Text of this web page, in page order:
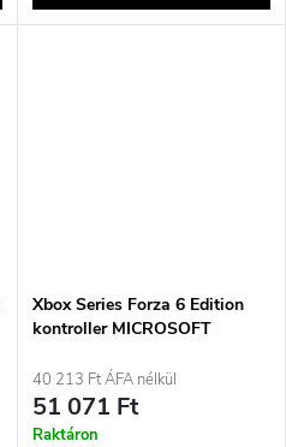
Xbox Series Forza 6 Edition
kontroller MICROSOFT
40 213 Ft ÁFA nélkül
51 071 Ft
Raktáron